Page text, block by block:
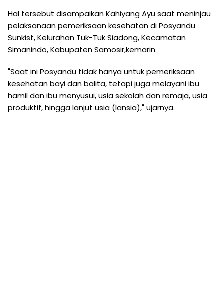
Hal tersebut disampaikan Kahiyang Ayu saat meninjau
pelaksanaan pemeriksaan kesehatan di Posyandu
Sunkist, Kelurahan Tuk-Tuk Siadong, Kecamatan
Simanindo, Kabupaten Samosir,kemarin.
"Saat ini Posyandu tidak hanya untuk pemeriksaan
kesehatan bayi dan balita, tetapi juga melayani ibu
hamil dan ibu menyusui, usia sekolah dan remaja, usia
produktif, hingga lanjut usia (lansia)," ujarnya.